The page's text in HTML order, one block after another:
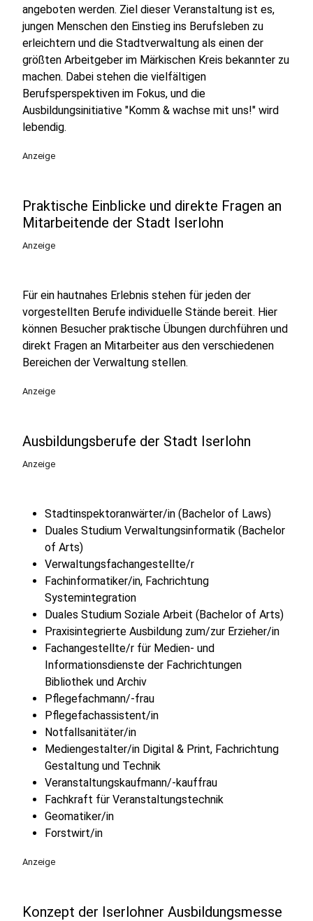
angeboten werden. Ziel dieser Veranstaltung ist es,
jungen Menschen den Einstieg ins Berufsleben zu
erleichtern und die Stadtverwaltung als einen der
größten Arbeitgeber im Märkischen Kreis bekannter zu
machen. Dabei stehen die vielfältigen
Berufsperspektiven im Fokus, und die
Ausbildungsinitiative "Komm & wachse mit uns!" wird
lebendig.
Anzeige
Praktische Einblicke und direkte Fragen an
Mitarbeitende der Stadt Iserlohn
Anzeige
Für ein hautnahes Erlebnis stehen für jeden der
vorgestellten Berufe individuelle Stände bereit. Hier
können Besucher praktische Übungen durchführen und
direkt Fragen an Mitarbeiter aus den verschiedenen
Bereichen der Verwaltung stellen.
Anzeige
Ausbildungsberufe der Stadt Iserlohn
Anzeige
Stadtinspektoranwärter/in (Bachelor of Laws)
Duales Studium Verwaltungsinformatik (Bachelor
of Arts)
Verwaltungsfachangestellte/r
Fachinformatiker/in, Fachrichtung
Systemintegration
Duales Studium Soziale Arbeit (Bachelor of Arts)
Praxisintegrierte Ausbildung zum/zur Erzieher/in
Fachangestellte/r für Medien- und
Informationsdienste der Fachrichtungen
Bibliothek und Archiv
Pflegefachmann/-frau
Pflegefachassistent/in
Notfallsanitäter/in
Mediengestalter/in Digital & Print, Fachrichtung
Gestaltung und Technik
Veranstaltungskaufmann/-kauffrau
Fachkraft für Veranstaltungstechnik
Geomatiker/in
Forstwirt/in
Anzeige
Konzept der Iserlohner Ausbildungsmesse